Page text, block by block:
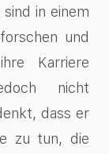
in einem
und
Karriere
nicht
dass er
zu tun, die